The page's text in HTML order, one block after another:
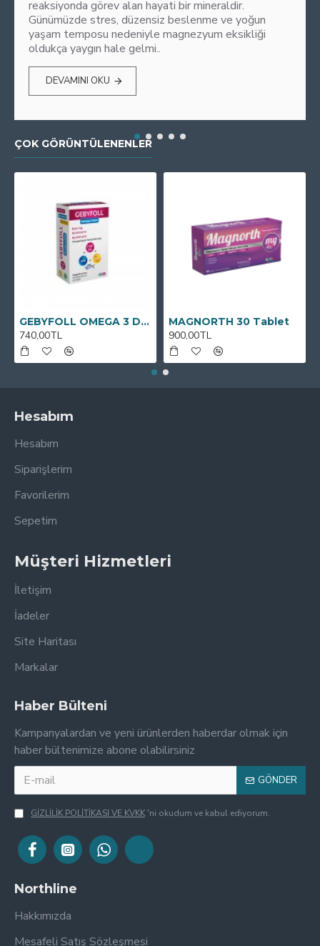
reaksiyonda görev alan hayati bir mineraldir.
Günümüzde stres, düzensiz beslenme ve yoğun
yaşam temposu nedeniyle magnezyum eksikliği
oldukça yaygın hale gelmi..
DEVAMINI OKU
ÇOK GÖRÜNTÜLENENLER
GEBYFOLL OMEGA 3 DHA
740,00TL
MAGNORTH 30 Tablet
900,00TL
Hesabım
Hesabım
Siparişlerim
Favorilerim
Sepetim
Müşteri Hizmetleri
İletişim
İadeler
Site Haritası
Markalar
Haber Bülteni
Kampanyalardan ve yeni ürünlerden haberdar olmak için
haber bültenimize abone olabilirsiniz
GÖNDER
GİZLİLİK POLİTİKASI VE KVKK 'ni okudum ve kabul ediyorum.
Northline
Hakkımızda
Mesafeli Satış Sözleşmesi